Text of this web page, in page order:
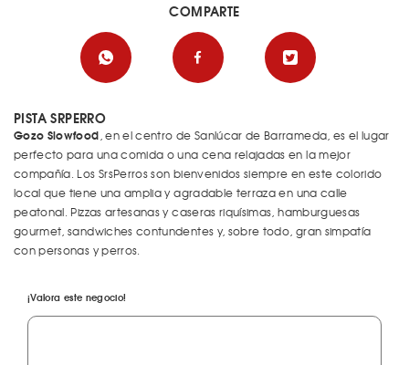
PISTA SRPERRO
Gozo Slowfood, en el centro de Sanlúcar de Barrameda, es el lugar
perfecto para una comida o una cena relajadas en la mejor
compañía. Los SrsPerros son bienvenidos siempre en este colorido
local que tiene una amplia y agradable terraza en una calle
peatonal. Pizzas artesanas y caseras riquísimas, hamburguesas
gourmet, sandwiches contundentes y, sobre todo, gran simpatía
con personas y perros.
¡Valora este negocio!
COMPARTE